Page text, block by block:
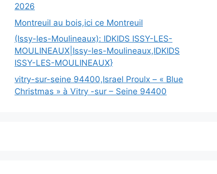
2026
Montreuil au bois,ici ce Montreuil
(Issy-les-Moulineaux): IDKIDS ISSY-LES-
MOULINEAUX|Issy-les-Moulineaux,IDKIDS
ISSY-LES-MOULINEAUX}
vitry-sur-seine 94400,Israel Proulx – « Blue
Christmas » à Vitry -sur – Seine 94400